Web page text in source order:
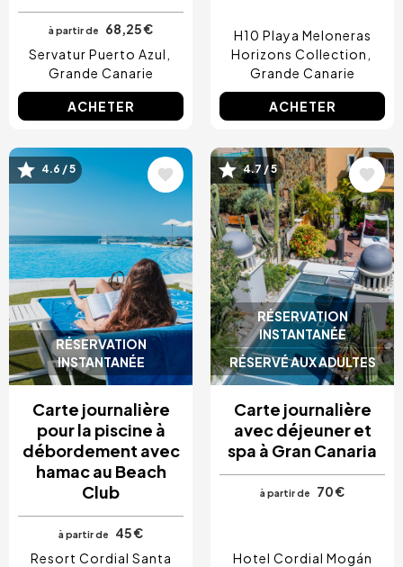
à partir de
68,25 €
Servatur Puerto Azul
Grande Canarie
ACHETER
H10 Playa Meloneras
Horizons Collection
Grande Canarie
ACHETER
RÉSERVATION
INSTANTANÉE
Image
4.6 / 5
Carte journalière
pour la piscine à
débordement avec
hamac au Beach
Club
à partir de
45 €
Resort Cordial Santa
RÉSERVATION
INSTANTANÉE
RÉSERVÉ AUX ADULTES
Image
4.7 / 5
Carte journalière
avec déjeuner et
spa à Gran Canaria
à partir de 70 €
Hotel Cordial Mogán